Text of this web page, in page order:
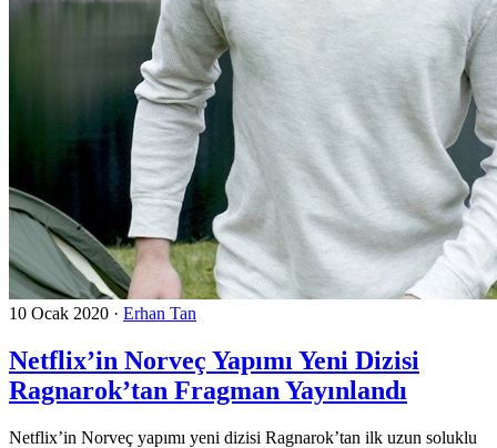
10 Ocak 2020 · Erhan Tan
Netflix’in Norveç Yapımı Yeni Dizisi
Ragnarok’tan Fragman Yayınlandı
Netflix’in Norveç yapımı yeni dizisi Ragnarok’tan ilk uzun soluklu